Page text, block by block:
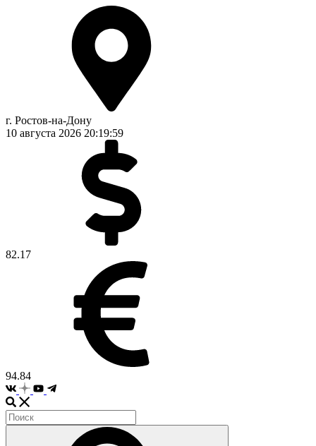
г. Ростов-на-Дону
10 августа 2026 20:20:00
82.17
94.84